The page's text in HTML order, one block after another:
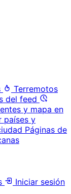
Terremotos
del feed
y mapa en
países y
Páginas de
Iniciar sesión